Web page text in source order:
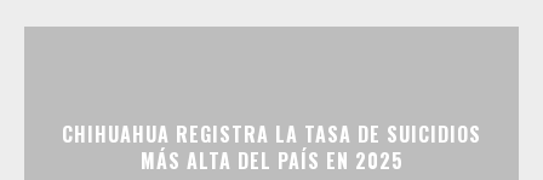
CHIHUAHUA REGISTRA LA TASA DE SUICIDIOS
MÁS ALTA DEL PAÍS EN 2025